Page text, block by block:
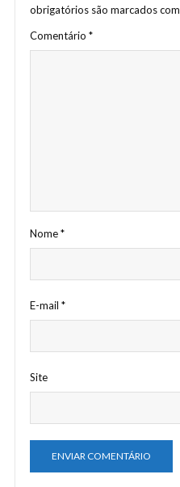
obrigatórios são marcados com
Comentário *
Nome*
E-mail *
Site